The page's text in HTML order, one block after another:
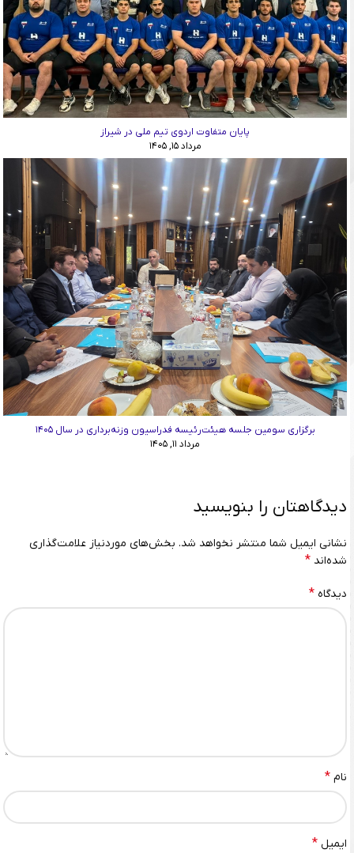
پایان متفاوت اردوی تیم ملی در شیراز
مرداد ۱۵, ۱۴۰۵
برگزاری سومین جلسه هیئت‌رئیسه فدراسیون وزنه‌برداری در سال ۱۴۰۵
مرداد ۱۱, ۱۴۰۵
دیدگاهتان را بنویسید
نشانی ایمیل شما منتشر نخواهد شد. بخش‌های موردنیاز علامت‌گذاری
شده‌اند *
دیدگاه *
نام *
ایمیل *